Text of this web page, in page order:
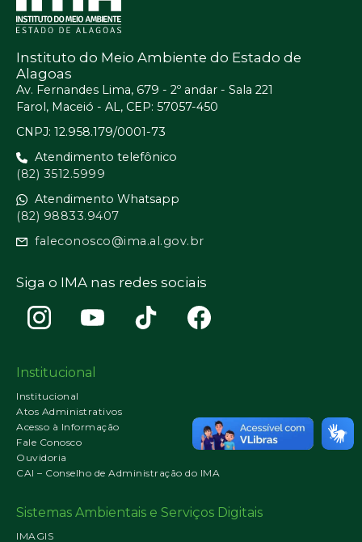
Instituto do Meio Ambiente do Estado de
Alagoas
Av. Fernandes Lima, 679 - 2º andar - Sala 221
Farol, Maceió - AL, CEP: 57057-450
CNPJ: 12.958.179/0001-73
Atendimento telefônico
(82) 3512.5999
Atendimento Whatsapp
(82) 98833.9407
faleconosco@ima.al.gov.br
Siga o IMA nas redes sociais
Institucional
Institucional
Atos Administrativos
Acesso à Informação
Fale Conosco
Ouvidoria
CAI – Conselho de Administração do IMA
Sistemas Ambientais e Serviços Digitais
IMAGIS